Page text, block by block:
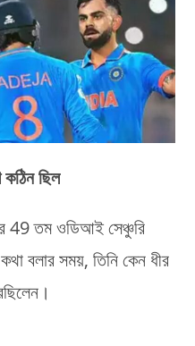
ছিল
49 তম ওডিআই সেঞ্চুরি
বলার সময়, তিনি কেন ধীর